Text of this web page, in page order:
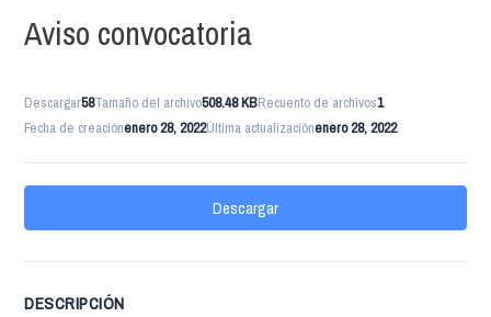
Aviso convocatoria
Descargar58Tamaño del archivo508.48 KBRecuento de archivos1
Fecha de creaciónenero 28, 2022Última actualizaciónenero 28, 2022
Descargar
DESCRIPCIÓN